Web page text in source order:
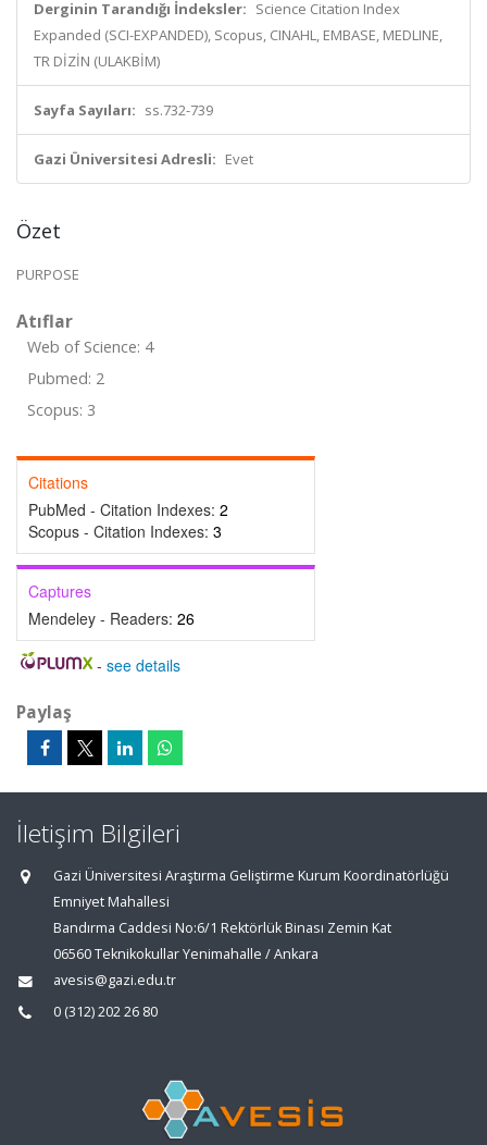
Derginin Tarandığı İndeksler: Science Citation Index
Expanded (SCI-EXPANDED), Scopus, CINAHL, EMBASE, MEDLINE,
TR DİZİN (ULAKBİM)
Sayfa Sayıları: ss.732-739
Gazi Üniversitesi Adresli: Evet
Özet
PURPOSE
Atıflar
Web of Science: 4
Pubmed: 2
Scopus: 3
Citations
PubMed - Citation Indexes: 2
Scopus - Citation Indexes: 3
Captures
Mendeley - Readers: 26
- see details
Paylaş
İletişim Bilgileri
Gazi Üniversitesi Araştırma Geliştirme Kurum Koordinatörlüğü
Emniyet Mahallesi
Bandırma Caddesi No:6/1 Rektörlük Binası Zemin Kat
06560 Teknikokullar Yenimahalle / Ankara
avesis@gazi.edu.tr
0 (312) 202 26 80